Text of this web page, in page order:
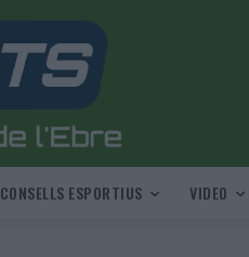
CONSELLS ESPORTIUS VIDEO